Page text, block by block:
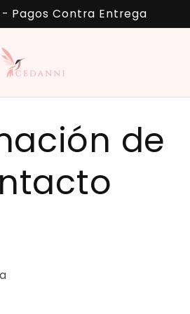
Pagos Contra Entrega
de